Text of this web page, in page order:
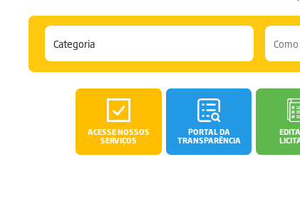
ACESSE NOSSOS
SERVIÇOS
PORTAL DA
TRANSPARÊNCIA